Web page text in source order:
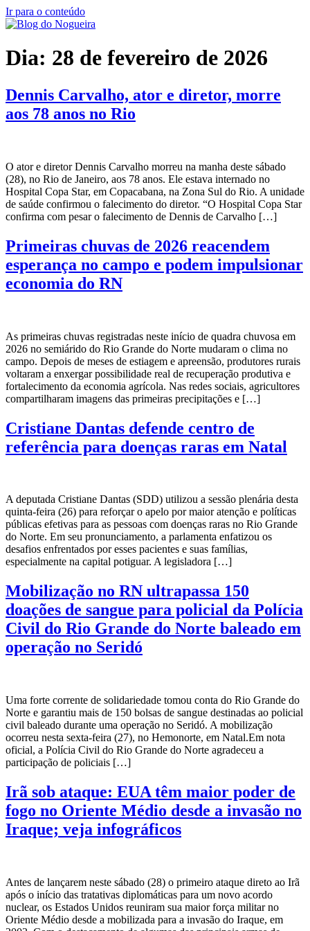
Ir para o conteúdo
Dia: 28 de fevereiro de 2026
Dennis Carvalho, ator e diretor, morre
aos 78 anos no Rio
O ator e diretor Dennis Carvalho morreu na manha deste sábado
(28), no Rio de Janeiro, aos 78 anos. Ele estava internado no
Hospital Copa Star, em Copacabana, na Zona Sul do Rio. A unidade
de saúde confirmou o falecimento do diretor. “O Hospital Copa Star
confirma com pesar o falecimento de Dennis de Carvalho […]
Primeiras chuvas de 2026 reacendem
esperança no campo e podem impulsionar
economia do RN
As primeiras chuvas registradas neste início de quadra chuvosa em
2026 no semiárido do Rio Grande do Norte mudaram o clima no
campo. Depois de meses de estiagem e apreensão, produtores rurais
voltaram a enxergar possibilidade real de recuperação produtiva e
fortalecimento da economia agrícola. Nas redes sociais, agricultores
compartilharam imagens das primeiras precipitações e […]
Cristiane Dantas defende centro de
referência para doenças raras em Natal
A deputada Cristiane Dantas (SDD) utilizou a sessão plenária desta
quinta-feira (26) para reforçar o apelo por maior atenção e políticas
públicas efetivas para as pessoas com doenças raras no Rio Grande
do Norte. Em seu pronunciamento, a parlamenta enfatizou os
desafios enfrentados por esses pacientes e suas famílias,
especialmente na capital potiguar. A legisladora […]
Mobilização no RN ultrapassa 150
doações de sangue para policial da Polícia
Civil do Rio Grande do Norte baleado em
operação no Seridó
Uma forte corrente de solidariedade tomou conta do Rio Grande do
Norte e garantiu mais de 150 bolsas de sangue destinadas ao policial
civil baleado durante uma operação no Seridó. A mobilização
ocorreu nesta sexta-feira (27), no Hemonorte, em Natal.Em nota
oficial, a Polícia Civil do Rio Grande do Norte agradeceu a
participação de policiais […]
Irã sob ataque: EUA têm maior poder de
fogo no Oriente Médio desde a invasão no
Iraque; veja infográficos
Antes de lançarem neste sábado (28) o primeiro ataque direto ao Irã
após o início das tratativas diplomáticas para um novo acordo
nuclear, os Estados Unidos reuniram sua maior força militar no
Oriente Médio desde a mobilizada para a invasão do Iraque, em